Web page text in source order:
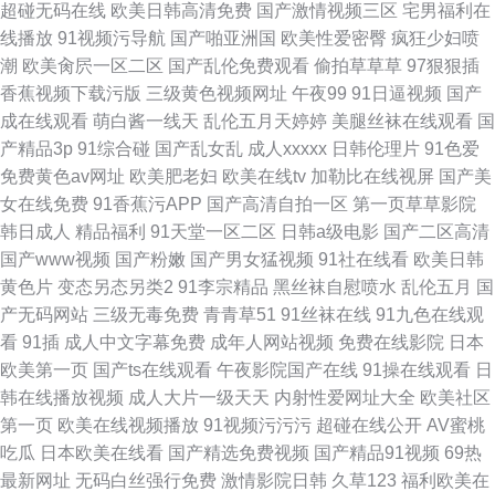
超碰无码在线 欧美日韩高清免费 国产激情视频三区 宅男福利在
线播放 91视频污导航 国产啪亚洲国 欧美性爱密臀 疯狂少妇喷
潮 欧美肏屄一区二区 国产乱伦免费观看 偷拍草草草 97狠狠插
香蕉视频下载污版 三级黄色视频网址 午夜99 91日逼视频 国产
成在线观看 萌白酱一线天 乱伦五月天婷婷 美腿丝袜在线观看 国
产精品3p 91综合碰 国产乱女乱 成人xxxxx 日韩伦理片 91色爱
免费黄色av网址 欧美肥老妇 欧美在线tv 加勒比在线视屏 国产美
女在线免费 91香蕉污APP 国产高清自拍一区 第一页草草影院
韩日成人 精品福利 91天堂一区二区 日韩a级电影 国产二区高清
国产www视频 国产粉嫩 国产男女猛视频 91社在线看 欧美日韩
黄色片 变态另态另类2 91李宗精品 黑丝袜自慰喷水 乱伦五月 国
产无码网站 三级无毒免费 青青草51 91丝袜在线 91九色在线观
看 91插 成人中文字幕免费 成年人网站视频 免费在线影院 日本
欧美第一页 国产ts在线观看 午夜影院国产在线 91操在线观看 日
韩在线播放视频 成人大片一级天天 内射性爱网址大全 欧美社区
第一页 欧美在线视频播放 91视频污污污 超碰在线公开 AV蜜桃
吃瓜 日本欧美在线看 国产精选免费视频 国产精品91视频 69热
最新网址 无码白丝强行免费 激情影院日韩 久草123 福利欧美在